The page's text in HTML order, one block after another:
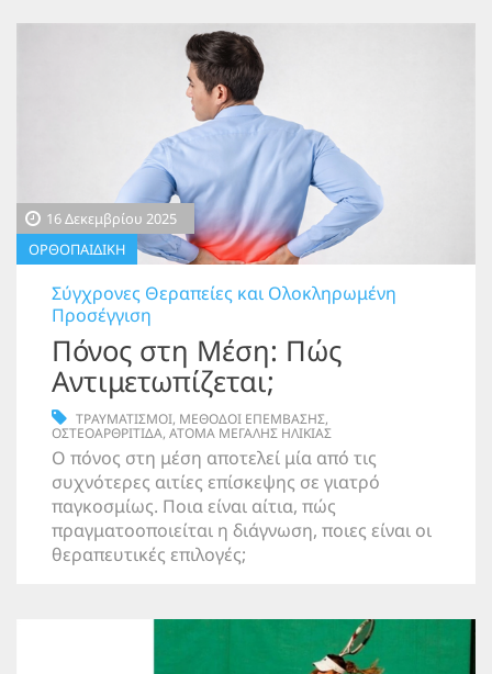
16 Δεκεμβρίου 2025
ΟΡΘΟΠΑΙΔΙΚΗ
Σύγχρονες Θεραπείες και Ολοκληρωμένη
Προσέγγιση
Πόνος στη Μέση: Πώς
Αντιμετωπίζεται;
ΤΡΑΥΜΑΤΙΣΜΟΙ, ΜΕΘΟΔΟΙ ΕΠΕΜΒΑΣΗΣ,
ΟΣΤΕΟΑΡΘΡΙΤΙΔΑ, ΑΤΟΜΑ ΜΕΓΑΛΗΣ ΗΛΙΚΙΑΣ
Ο πόνος στη μέση αποτελεί μία από τις
συχνότερες αιτίες επίσκεψης σε γιατρό
παγκοσμίως. Ποια είναι αίτια, πώς
πραγματοοποιείται η διάγνωση, ποιες είναι οι
θεραπευτικές επιλογές;